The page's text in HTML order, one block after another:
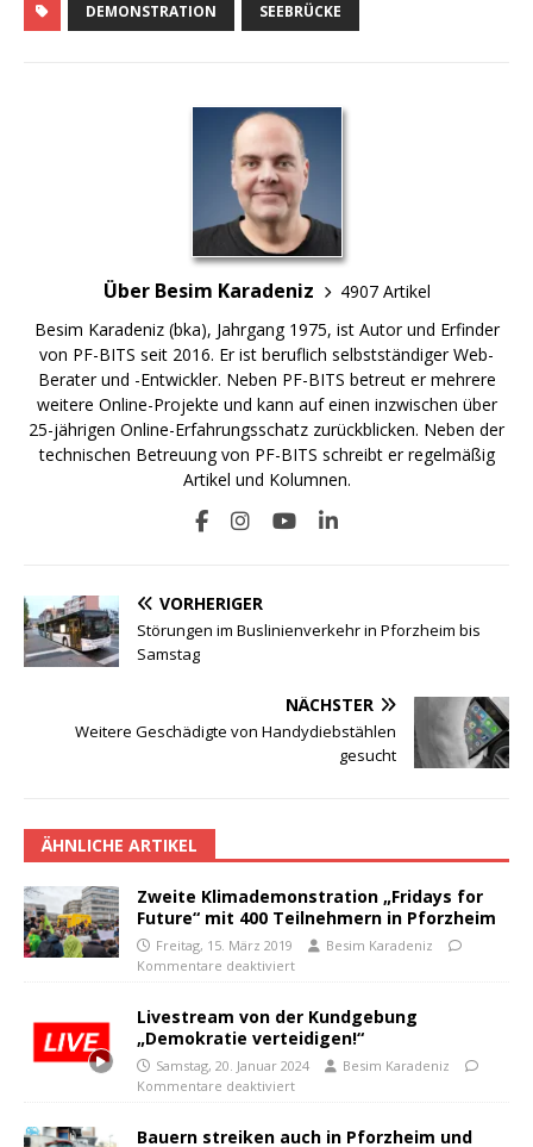
DEMONSTRATION SEEBRÜCKE
Über Besim Karadeniz
4907 Artikel
Besim Karadeniz (bka), Jahrgang 1975, ist Autor und Erfinder
von PF-BITS seit 2016. Er ist beruflich selbstständiger Web-
Berater und -Entwickler. Neben PF-BITS betreut er mehrere
weitere Online-Projekte und kann auf einen inzwischen über
25-jährigen Online-Erfahrungsschatz zurückblicken. Neben der
technischen Betreuung von PF-BITS schreibt er regelmäßig
Artikel und Kolumnen.
VORHERIGER
Störungen im Buslinienverkehr in Pforzheim bis
Samstag
NÄCHSTER
Weitere Geschädigte von Handydiebstählen
gesucht
ÄHNLICHE ARTIKEL
Zweite Klimademonstration „Fridays for
Future“ mit 400 Teilnehmern in Pforzheim
Freitag, 15. März 2019
Besim Karadeniz
Kommentare deaktiviert
Livestream von der Kundgebung
„Demokratie verteidigen!“
Samstag, 20. Januar 2024
Besim Karadeniz
Kommentare deaktiviert
Bauern streiken auch in Pforzheim und